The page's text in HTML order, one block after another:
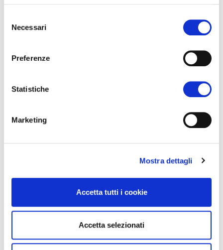
delNecessari
Preferenze
Statistiche
Marketing
Mostra dettagli
Accetta tutti i cookie
Accetta selezionati